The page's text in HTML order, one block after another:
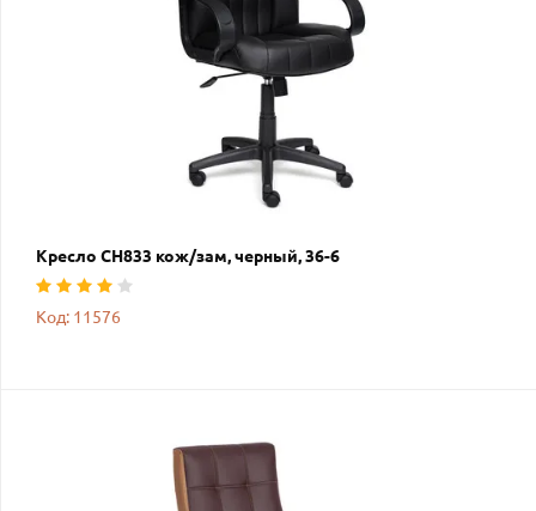
Кресло СН833 кож/зам, черный, 36-6
Код: 11576